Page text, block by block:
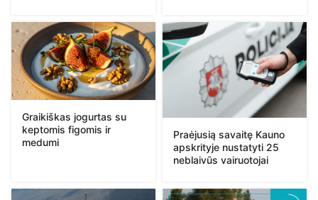
Graikiškas jogurtas su
keptomis figomis ir
medumi
Praėjusią savaitę Kauno
apskrityje nustatyti 25
neblaivūs vairuotojai